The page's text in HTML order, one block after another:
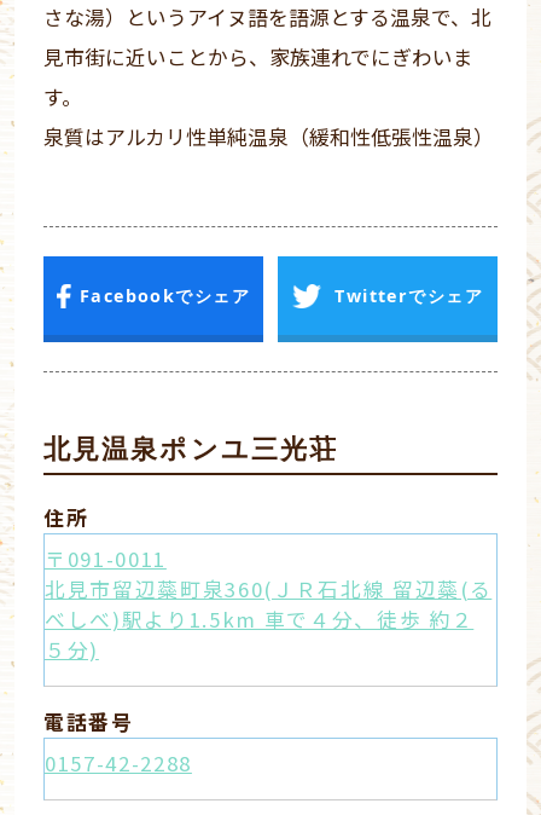
さな湯）というアイヌ語を語源とする温泉で、北
見市街に近いことから、家族連れでにぎわいま
す。
泉質はアルカリ性単純温泉（緩和性低張性温泉）
Facebookでシェア Twitterでシェア
北見温泉ポンユ三光荘
住所
〒091-0011
北見市留辺蘂町泉360(ＪＲ石北線 留辺蘂(る
べしべ)駅より1.5km 車で４分、徒歩 約２
５分)
電話番号
0157-42-2288